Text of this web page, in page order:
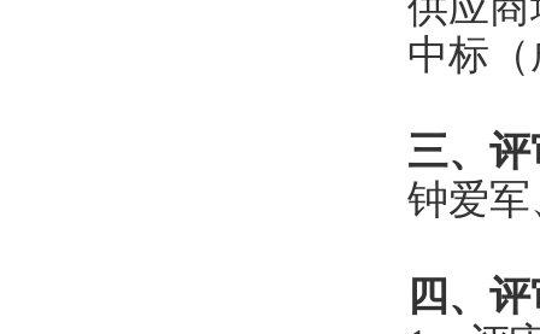
中标
三、
钟爱
四 、